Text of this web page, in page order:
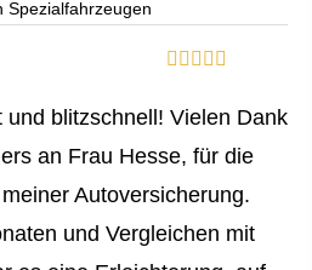
Spezialfahrzeugen
und blitzschnell! Vielen Dank
an Frau Hesse, für die
Auto­ver­si­che­rung.
und Vergleichen mit